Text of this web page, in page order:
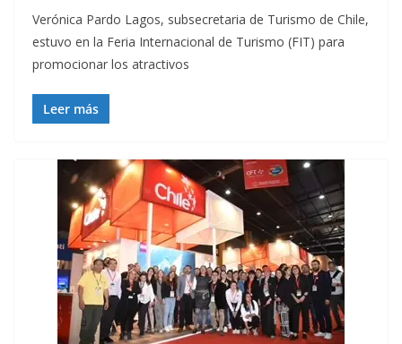
Verónica Pardo Lagos, subsecretaria de Turismo de Chile,
estuvo en la Feria Internacional de Turismo (FIT) para
promocionar los atractivos
Leer más